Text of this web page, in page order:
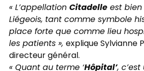
« L’appellationCitadelleest bien
Liégeois, tant comme symbole
place forte que comme lieu
les patients », explique Sylvianne
directeur général.
« Quant au terme ‘Hôpital’,